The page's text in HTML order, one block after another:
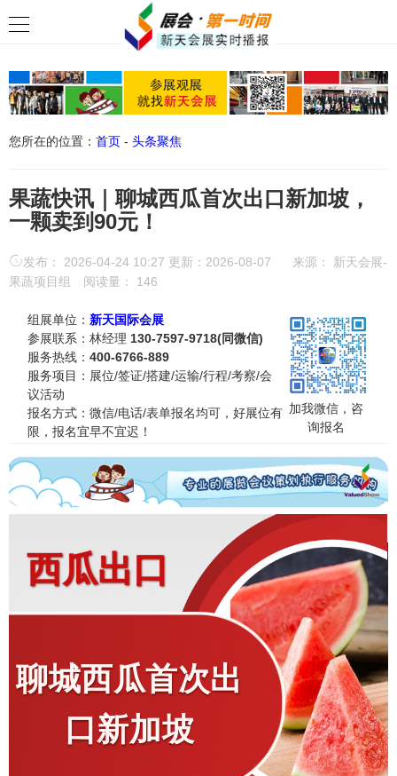
您所在的位置： 首页 - 头条聚焦
果蔬快讯｜聊城西瓜首次出口新加坡，
一颗卖到90元！
发布： 2026-04-24 10:27 更新：2026-08-07 来源： 新天会展-
果蔬项目组
阅读量： 146
组展单位： 新天国际会展
参展联系：林经理 130-7597-9718(同微信)
服务热线：400-6766-889
服务项目：展位/签证/搭建/运输/行程/考察/会
议活动
报名方式：微信/电话/表单报名均可，好展位有
限，报名宜早不宜迟！
加我微信，咨
询报名
西瓜出口
聊城西瓜首次出
口新加坡